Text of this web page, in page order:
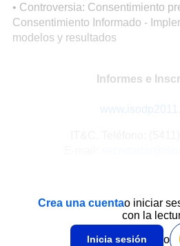
• Controversia: Consentimiento
Consentimiento Informado -
modelos y resultados
Informes e
Crea una cuentao iniciar
con la
Inicia sesión o